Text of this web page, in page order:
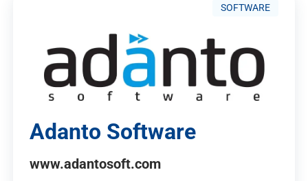
SOFTWARE
Adanto Software
www.adantosoft.com